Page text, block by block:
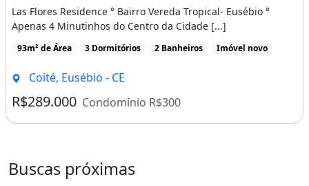
Las Flores Residence ° Bairro Vereda Tropical- Eusébio °
Apenas 4 Minutinhos do Centro da Cidade [...]
93m² de Área 3 Dormitórios 2 Banheiros Imóvel novo
Coité, Eusébio - CE
R$289.000 Condomínio R$300
Buscas próximas